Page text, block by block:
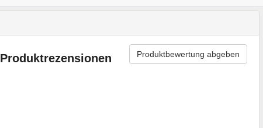
Produktrezensionen Produktbewertung abgeben